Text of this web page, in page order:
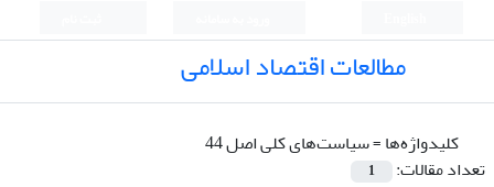
مطالعات اقتصاد اسلامی
کلیدواژه‌ها =سیاست‌های کلی اصل 44
تعداد مقالات:
1